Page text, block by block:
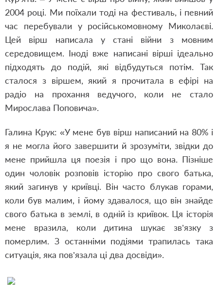
2004 році. Ми поїхали тоді на фестиваль, і певний
час перебували у російськомовному Миколаєві.
Цей вірш написала у стані війни з мовним
середовищем. Іноді вже написані вірші ідеально
підходять до подій, які відбудуться потім. Так
сталося з віршем, який я прочитала в ефірі на
радіо на прохання ведучого, коли не стало
Мирослава Поповича».
Галина Крук: «У мене був вірш написаний на 80% і
я не могла його завершити й зрозуміти, звідки до
мене прийшла ця поезія і про що вона. Пізніше
один чоловік розповів історію про свого батька,
який загинув у криївці. Він часто блукав горами,
коли був малим, і йому здавалося, що він знайде
свого батька в землі, в одній із криївок. Ця історія
мене вразила, коли дитина шукає зв’язку з
померлим. З останніми подіями трапилась така
ситуація, яка пов’язала ці два досвіди».